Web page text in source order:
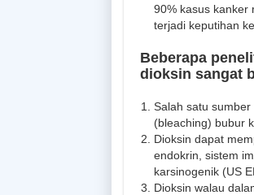
90% kasus kanker
terjadi keputihan
Beberapa
dioksin sangat
Salah satu
(bleaching) bubur
Dioksin dapat
endokrin, sistem
karsinogenik (US
Dioksin walau